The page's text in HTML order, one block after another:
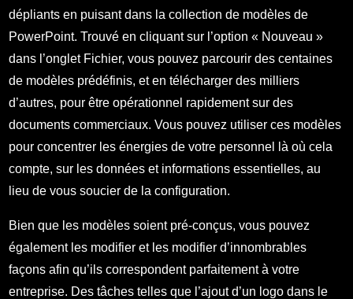
dépliants en puisant dans la collection de modèles de
PowerPoint. Trouvé en cliquant sur l’option « Nouveau »
dans l’onglet Fichier, vous pouvez parcourir des centaines
de modèles prédéfinis, et en télécharger des milliers
d’autres, pour être opérationnel rapidement sur des
documents commerciaux. Vous pouvez utiliser ces modèles
pour concentrer les énergies de votre personnel là où cela
compte, sur les données et informations essentielles, au
lieu de vous soucier de la configuration.
Bien que les modèles soient pré-conçus, vous pouvez
également les modifier et les modifier d’innombrables
façons afin qu’ils correspondent parfaitement à votre
entreprise. Des tâches telles que l’ajout d’un logo dans le